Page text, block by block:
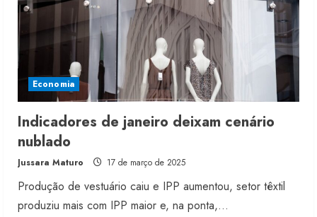
Economia
Indicadores de janeiro deixam cenário
nublado
Jussara Maturo 17 de março de 2025
Produção de vestuário caiu e IPP aumentou, setor têxtil
produziu mais com IPP maior e, na ponta,...